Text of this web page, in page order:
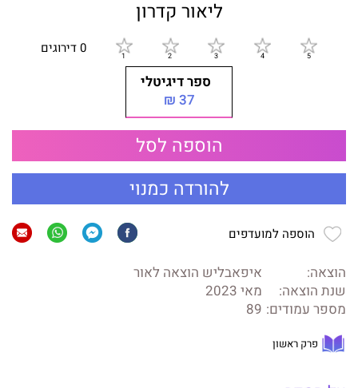
ליאור קדרון
0 דירוגים
ספר דיגיטלי
37 ₪
הוספה לסל
להורדה כמנוי
הוספה למועדפים
הוצאה:
איפאבליש הוצאה לאור
שנת הוצאה:
מאי 2023
מספר עמודים: 89
פרק ראשון